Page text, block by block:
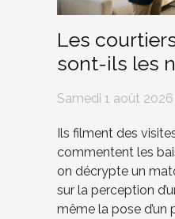
Les
sont-ils les
Samedi 1 août
Ils filment des
commentent les
on décrypte un
sur la perception
même la pose d’un